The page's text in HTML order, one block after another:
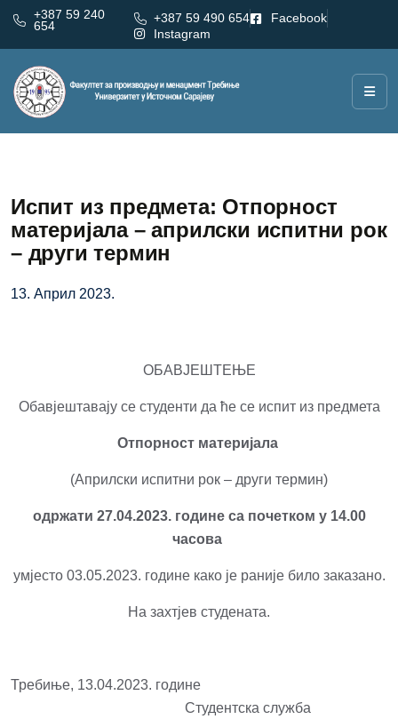
+387 59 240
654
+387 59 490 654
Facebook
Instagram
Испит из предмета: Отпорност
материјала – априлски испитни рок
– други термин
13. Април 2023.
ОБАВЈЕШТЕЊЕ
Обавјештавају се студенти да ће се испит из предмета
Отпорност материјала
(Априлски испитни рок – други термин)
одржати 27.04.2023. године са почетком у 14.00
часова
умјесто 03.05.2023. године како је раније било заказано.
На захтјев студената.
Требиње, 13.04.2023. године
Студентска служба